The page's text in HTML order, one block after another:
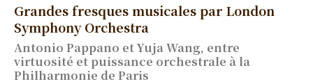
Grandes fresques musicales par London
Symphony Orchestra
Antonio Pappano et Yuja Wang, entre
virtuosité et puissance orchestrale à la
Philharmonie de Paris